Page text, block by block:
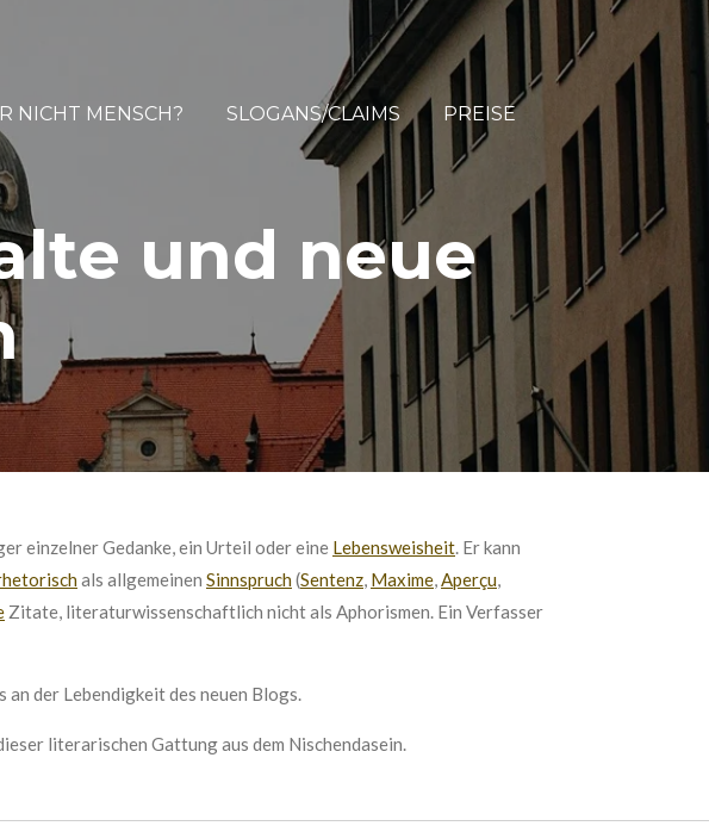
NICHT MENSCH? SLOGANS/CLAIMS PREISE
und neue
einzelner Gedanke, ein Urteil oder eine Lebensweisheit. Er kann
als allgemeinen Sinnspruch(Sentenz, Maxime,Aperçu,
Zitate, literaturwissenschaftlich nicht als Aphorismen. Ein Verfasser
an der Lebendigkeit des neuen Blogs.
literarischen Gattung aus dem Nischendasein.